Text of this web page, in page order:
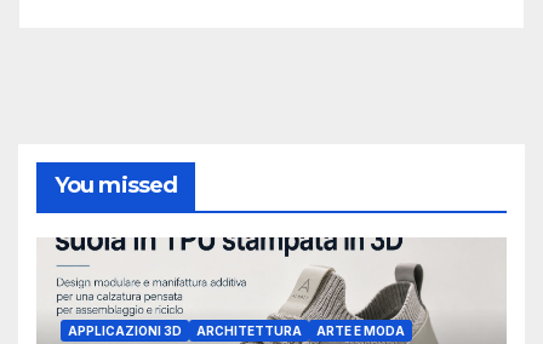
You missed
APPLICAZIONI 3D ARCHITETTURA ARTE E MODA